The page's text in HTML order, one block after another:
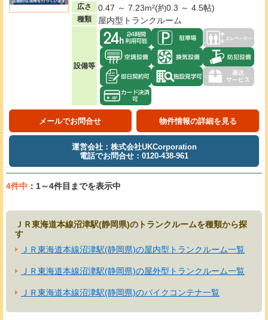
広さ 0.47 ～ 7.23m²(約0.3 ～ 4.5帖)
種類 屋内型トランクルーム
設備等
メールでお問合せ 物件情報の詳細を見る
運営会社：株式会社UKCorporation
電話でお問合せ：0120-438-961
4件中 ：1～4件目までを表示中
ＪＲ東海道本線沼津駅(静岡県)のトランクルームを種類から探
す
ＪＲ東海道本線沼津駅(静岡県)の屋内型トランクルーム一覧
ＪＲ東海道本線沼津駅(静岡県)の屋外型トランクルーム一覧
ＪＲ東海道本線沼津駅(静岡県)のバイクコンテナ一覧